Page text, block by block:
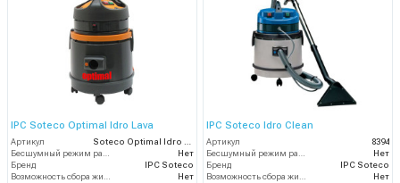
IPC Soteco Optimal Idro Lava
Артикул
Нет
Бренд
IPC Soteco
Нет
IPC Soteco Idro Clean
Артикул
8394
Нет
Бренд
IPC Soteco
Нет